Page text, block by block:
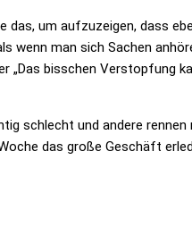
um aufzuzeigen, dass
wenn man sich Sachen
„Das bisschen Verstopfung
schlecht und andere
das große Geschäft